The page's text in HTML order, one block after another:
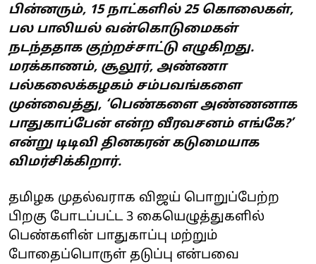
பின்னரும், 15 நாட்களில் 25 கொலைகள்,
பல பாலியல் வன்கொடுமைகள்
நடந்ததாக குற்றச்சாட்டு எழுகிறது.
மரக்காணம், சூலூர், அண்ணா
பல்கலைக்கழகம் சம்பவங்களை
முன்வைத்து, ‘பெண்களை அண்ணனாக
பாதுகாப்பேன் என்ற வீரவசனம் எங்கே?’
என்று டிடிவி தினகரன் கடுமையாக
விமர்சிக்கிறார்.
தமிழக முதல்வராக விஜய் பொறுப்பேற்ற
பிறகு போடப்பட்ட 3 கையெழுத்துகளில்
பெண்களின் பாதுகாப்பு மற்றும்
போதைப்பொருள் தடுப்பு என்பவை